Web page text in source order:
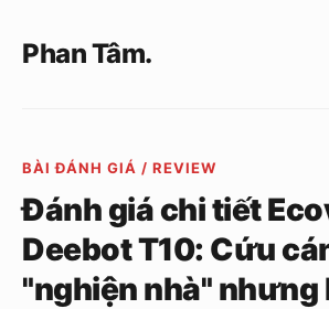
Phan Tâm.
BÀI ĐÁNH GIÁ / REVIEW
Đánh giá chi tiết
Deebot T10: Cứu
"nghiện nhà" nhưng